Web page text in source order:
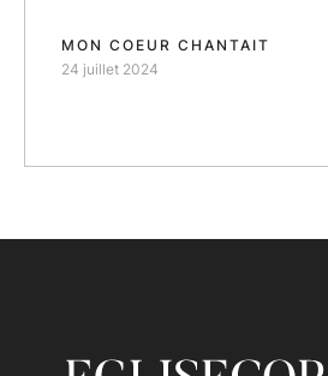
MON COEUR CHANTAIT
24 juillet 2024